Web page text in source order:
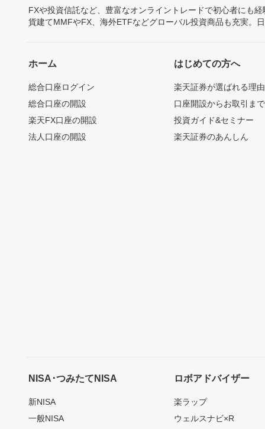
FXや投資信託など、豊富なオンライントレードで初心者にも
貨建てMMFやFX、海外ETFなどグローバル投資商品も充実。
ホーム
総合口座ログイン
総合口座の開設
楽天FX口座の開設
法人口座の開設
はじめての方へ
楽天証券が選ばれる理由
口座開設からお取引ま
投資ガイド&セミナー
楽天証券のあんしん
NISA･つみたてNISA
新NISA
一般NISA
ロボアドバイザー
楽ラップ
ウェルスナビ×R